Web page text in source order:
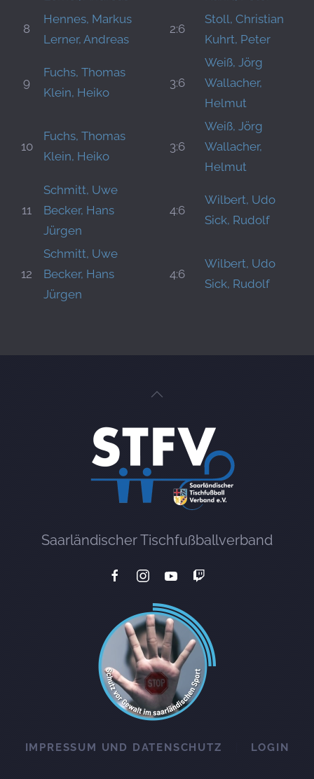
8
Hennes, Markus
Lerner, Andreas
2:6
Stoll, Christian
Kuhrt, Peter
9
Fuchs, Thomas
Klein, Heiko
3:6
Weiß, Jörg
Wallacher,
Helmut
10
Fuchs, Thomas
Klein, Heiko
3:6
Weiß, Jörg
Wallacher,
Helmut
11
Schmitt, Uwe
Becker, Hans
Jürgen
4:6
Wilbert, Udo
Sick, Rudolf
12
Schmitt, Uwe
Becker, Hans
Jürgen
4:6
Wilbert, Udo
Sick, Rudolf
Saarländischer Tischfußballverband
IMPRESSUM UND DATENSCHUTZ LOGIN